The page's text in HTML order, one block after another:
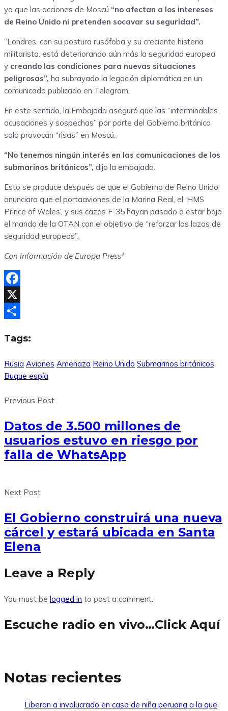
ya que las acciones de Moscú “no afectan a los intereses
de Reino Unido ni pretenden socavar su seguridad”.
“Londres, con su postura rusófoba y su creciente histeria
militarista, está deteriorando aún más la seguridad europea
y creando las condiciones para nuevas situaciones
peligrosas”, ha subrayado la legación diplomática en un
comunicado publicado en Telegram.
En este sentido, la Embajada aseguró que las “interminables
acusaciones y sospechas” por parte del Gobierno británico
solo provocan “risas” en Moscú.
“No tenemos ningún interés en las comunicaciones de los
submarinos británicos”, dijo la embajada.
Esto se produce después de que el Gobierno de Reino Unido
anunciara que el portaaviones de la Marina Real, el ‘HMS
Prince of Wales’, y sus cazas F-35 hayan pasado a estar bajo
el mando de la OTAN con el objetivo de “reforzar los lazos de
seguridad europeos”.
Con información de Europa Press*
Facebook
X
Tags:
Rusia Aviones Amenaza Reino Unido Submarinos británicos
Buque espía
Previous Post
Datos de 3.500 millones de
usuarios estuvo en riesgo por
falla de WhatsApp
Next Post
El Gobierno construirá una nueva
cárcel y estará ubicada en Santa
Elena
Leave a Reply
You must be logged in to post a comment.
Escuche radio en vivo…Click Aquí
Notas recientes
Liberan a involucrado en caso de niña peruana a la que